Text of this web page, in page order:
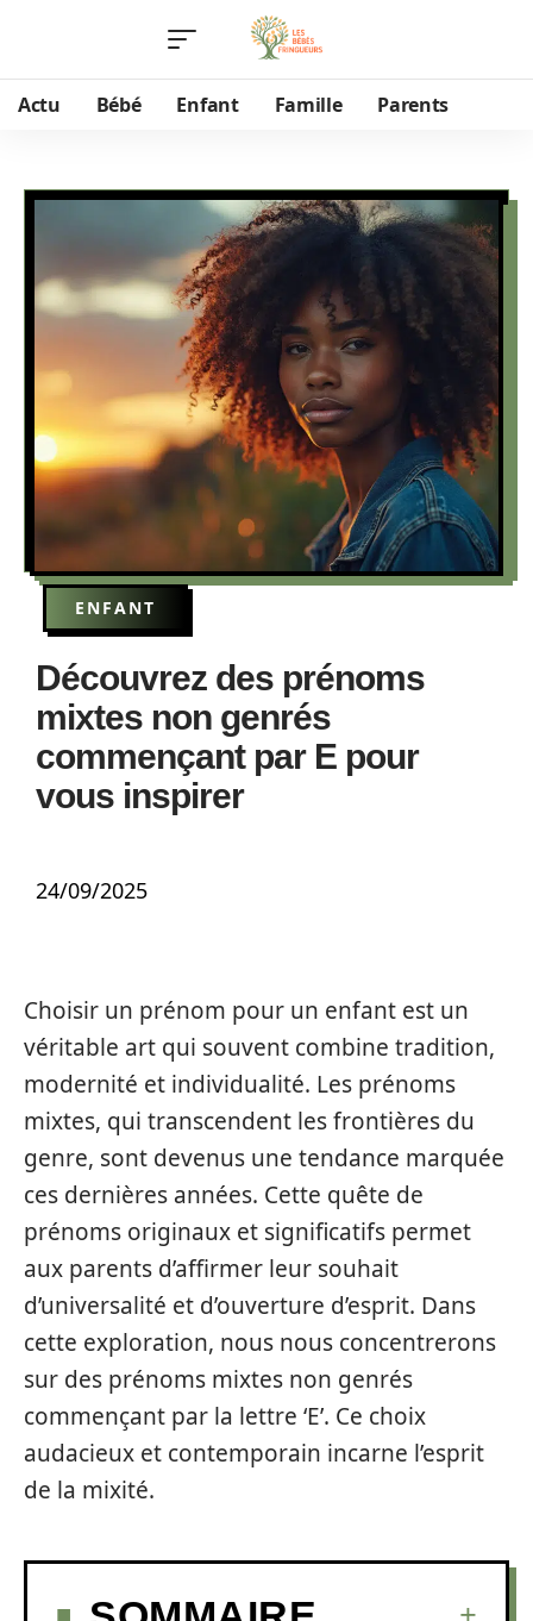
Actu Bébé Enfant Famille Parents
ENFANT
Découvrez des prénoms
mixtes non genrés
commençant par E pour
vous inspirer
24/09/2025
Choisir un prénom pour un enfant est un
véritable art qui souvent combine tradition,
modernité et individualité. Les prénoms
mixtes, qui transcendent les frontières du
genre, sont devenus une tendance marquée
ces dernières années. Cette quête de
prénoms originaux et significatifs permet
aux parents d’affirmer leur souhait
d’universalité et d’ouverture d’esprit. Dans
cette exploration, nous nous concentrerons
sur des prénoms mixtes non genrés
commençant par la lettre ‘E’. Ce choix
audacieux et contemporain incarne l’esprit
de la mixité.